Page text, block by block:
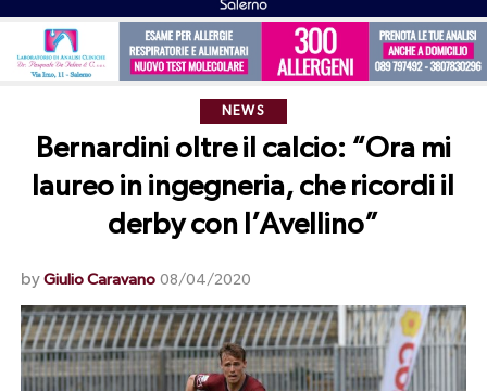
NEWS
Bernardini oltre il calcio: “Ora mi
laureo in ingegneria, che ricordi il
derby con l’Avellino”
by Giulio Caravano 08/04/2020